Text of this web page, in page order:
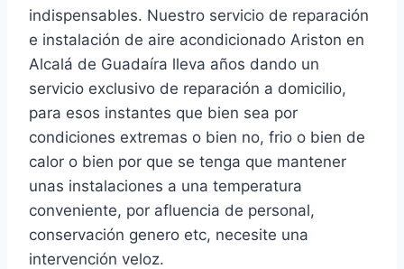
indispensables. Nuestro servicio de reparación
e instalación de aire acondicionado Ariston en
Alcalá de Guadaíra lleva años dando un
servicio exclusivo de reparación a domicilio,
para esos instantes que bien sea por
condiciones extremas o bien no, frio o bien de
calor o bien por que se tenga que mantener
unas instalaciones a una temperatura
conveniente, por afluencia de personal,
conservación genero etc, necesite una
intervención veloz.